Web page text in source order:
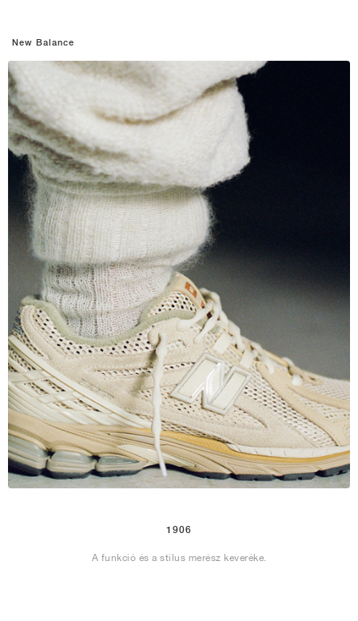
New Balance
1906
A funkció és a stílus merész keveréke.